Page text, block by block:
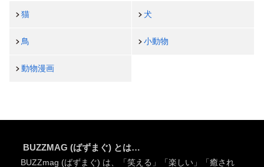
猫 犬
鳥 小動物
動物漫画
BUZZMAG (ばずまぐ) とは…
BUZZmag (ばずまぐ) は、「笑える」「楽しい」「癒され